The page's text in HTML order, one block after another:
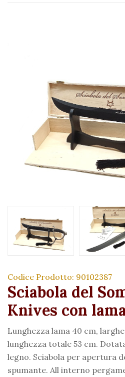
Codice Prodotto: 90102387
Sciabola del
Knives con
Lunghezza lama 40 cm,
lunghezza totale 53 cm.
legno. Sciabola per apertura
spumante. All interno